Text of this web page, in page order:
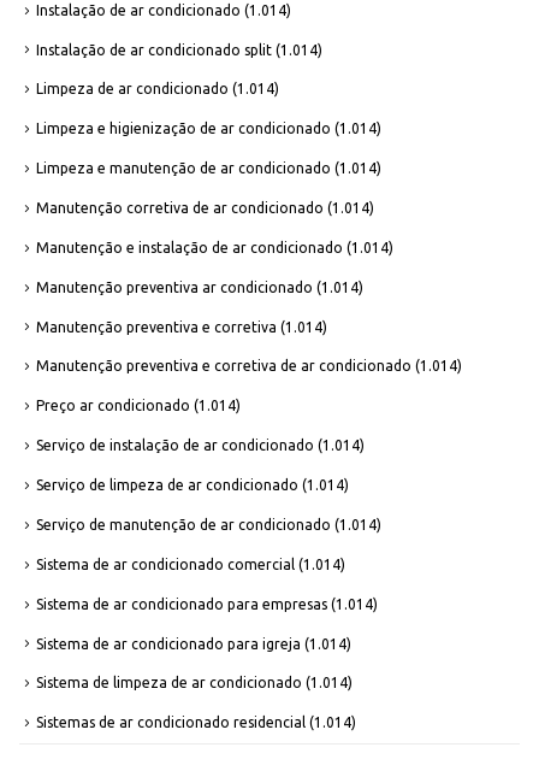
Instalação de ar condicionado (1.014)
Instalação de ar condicionado split (1.014)
Limpeza de ar condicionado (1.014)
Limpeza e higienização de ar condicionado (1.014)
Limpeza e manutenção de ar condicionado (1.014)
Manutenção corretiva de ar condicionado (1.014)
Manutenção e instalação de ar condicionado (1.014)
Manutenção preventiva ar condicionado (1.014)
Manutenção preventiva e corretiva (1.014)
Manutenção preventiva e corretiva de ar condicionado (1.014)
Preço ar condicionado (1.014)
Serviço de instalação de ar condicionado (1.014)
Serviço de limpeza de ar condicionado (1.014)
Serviço de manutenção de ar condicionado (1.014)
Sistema de ar condicionado comercial (1.014)
Sistema de ar condicionado para empresas (1.014)
Sistema de ar condicionado para igreja (1.014)
Sistema de limpeza de ar condicionado (1.014)
Sistemas de ar condicionado residencial (1.014)